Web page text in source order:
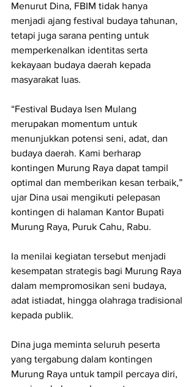
Menurut Dina, FBIM tidak hanya
menjadi ajang festival budaya tahunan,
tetapi juga sarana penting untuk
memperkenalkan identitas serta
kekayaan budaya daerah kepada
masyarakat luas.
“Festival Budaya Isen Mulang
merupakan momentum untuk
menunjukkan potensi seni, adat, dan
budaya daerah. Kami berharap
kontingen Murung Raya dapat tampil
optimal dan memberikan kesan terbaik,”
ujar Dina usai mengikuti pelepasan
kontingen di halaman Kantor Bupati
Murung Raya, Puruk Cahu, Rabu.
Ia menilai kegiatan tersebut menjadi
kesempatan strategis bagi Murung Raya
dalam mempromosikan seni budaya,
adat istiadat, hingga olahraga tradisional
kepada publik.
Dina juga meminta seluruh peserta
yang tergabung dalam kontingen
Murung Raya untuk tampil percaya diri,